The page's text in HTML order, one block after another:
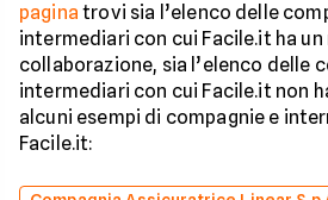
pagina trovi sia l’elenco delle
intermediari con cui Facile.it ha
collaborazione, sia l’elenco delle
intermediari con cui Facile.it non
alcuni esempi di compagnie e
Facile.it: